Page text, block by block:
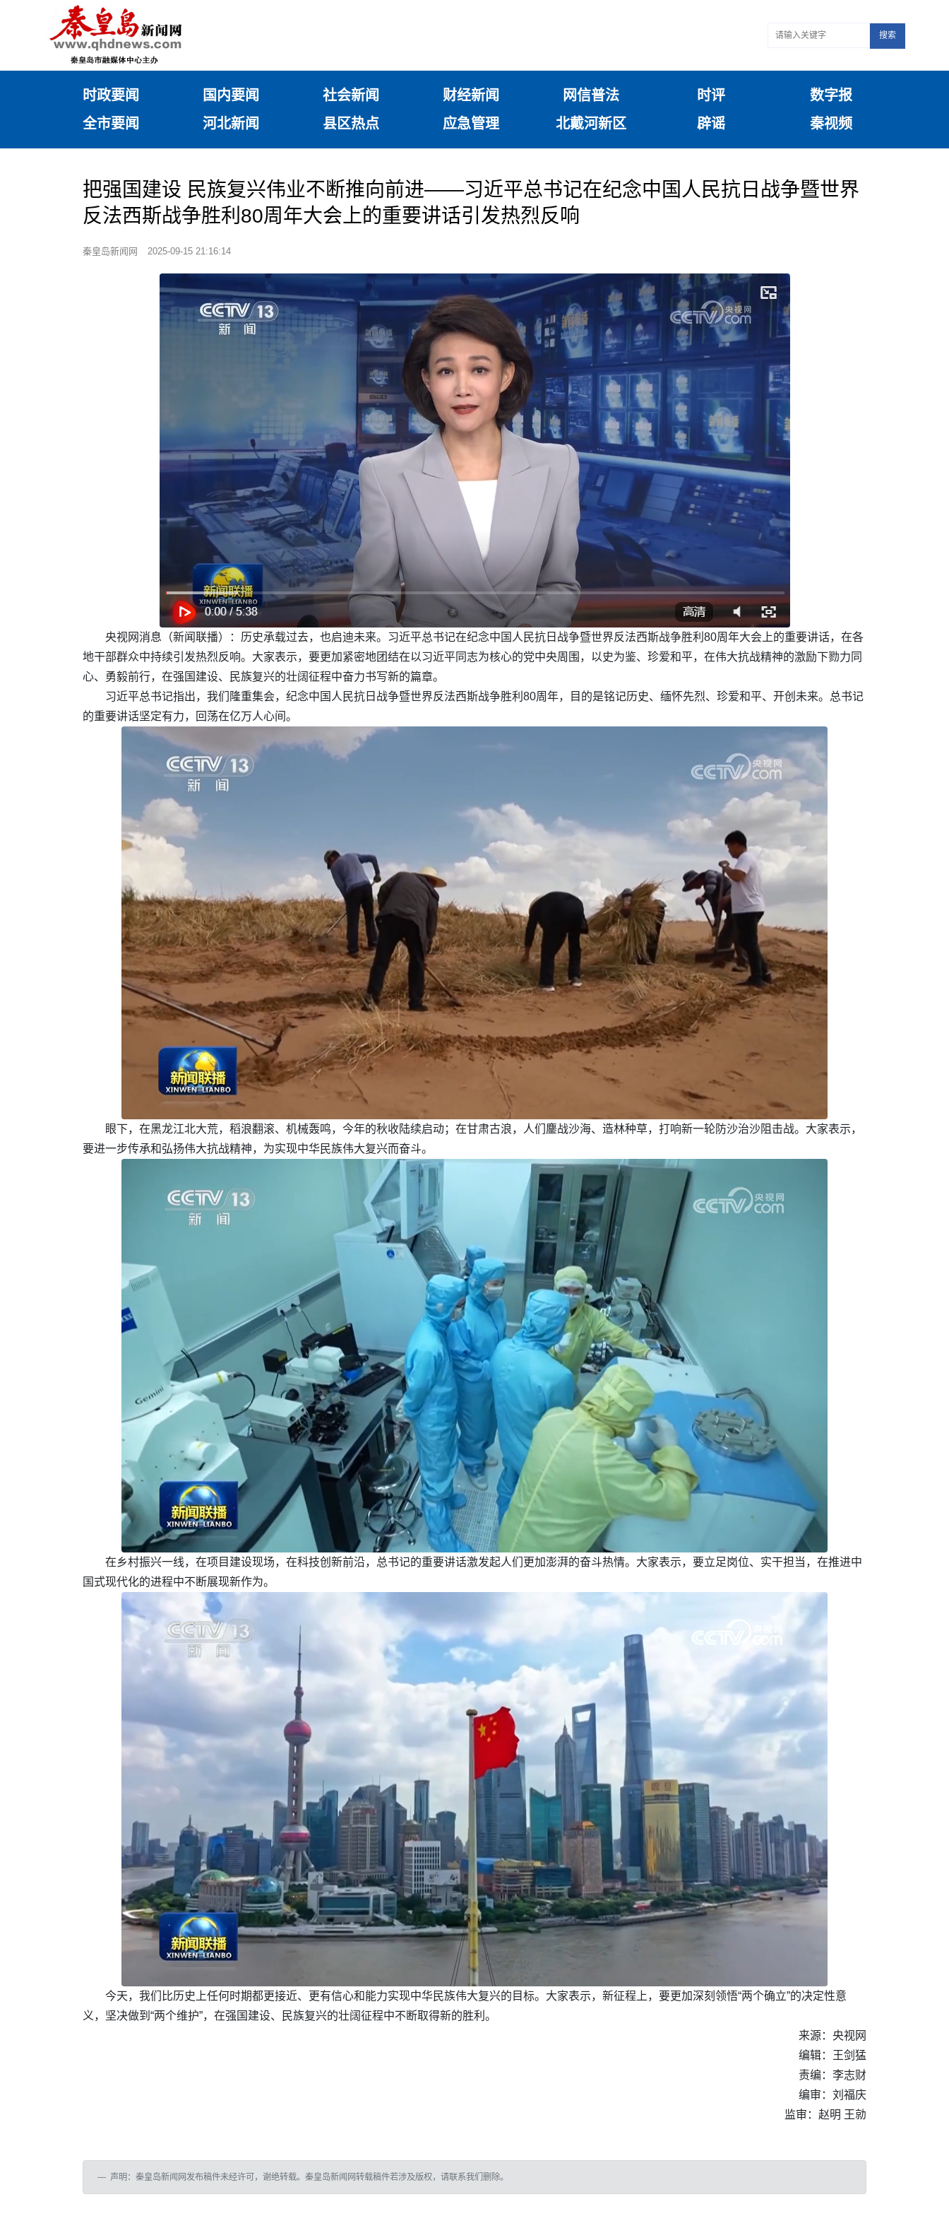
搜索
时政要闻 国内要闻 社会新闻 财经新闻 网信普法 时评
数字报
全市要闻
河北新闻 县区热点 应急管理 北戴河新区 辟谣 秦视频
把强国建设 民族复兴伟业不断推向前进——习近平总书记在纪念中国人民抗日战争暨世界
反法西斯战争胜利80周年大会上的重要讲话引发热烈反响
秦皇岛新闻网 2025-09-15 21:16:14
央视网消息（新闻联播）：历史承载过去，也启迪未来。习近平总书记在纪念中国人民抗日战争暨世界反法西斯战争胜利80周年大会上的重要讲话，在各
地干部群众中持续引发热烈反响。大家表示，要更加紧密地团结在以习近平同志为核心的党中央周围，以史为鉴、珍爱和平，在伟大抗战精神的激励下勠力同
心、勇毅前行，在强国建设、民族复兴的壮阔征程中奋力书写新的篇章。
习近平总书记指出，我们隆重集会，纪念中国人民抗日战争暨世界反法西斯战争胜利80周年，目的是铭记历史、缅怀先烈、珍爱和平、开创未来。总书记
的重要讲话坚定有力，回荡在亿万人心间。
眼下，在黑龙江北大荒，稻浪翻滚、机械轰鸣，今年的秋收陆续启动；在甘肃古浪，人们鏖战沙海、造林种草，打响新一轮防沙治沙阻击战。大家表示，
要进一步传承和弘扬伟大抗战精神，为实现中华民族伟大复兴而奋斗。
在乡村振兴一线，在项目建设现场，在科技创新前沿，总书记的重要讲话激发起人们更加澎湃的奋斗热情。大家表示，要立足岗位、实干担当，在推进中
国式现代化的进程中不断展现新作为。
今天，我们比历史上任何时期都更接近、更有信心和能力实现中华民族伟大复兴的目标。大家表示，新征程上，要更加深刻领悟“两个确立”的决定性意
义，坚决做到“两个维护”，在强国建设、民族复兴的壮阔征程中不断取得新的胜利。
来源：央视网
编辑：王剑猛
责编：李志财
编审：刘福庆
监审：赵明 王勍
声明：秦皇岛新闻网发布稿件未经许可，谢绝转载。秦皇岛新闻网转载稿件若涉及版权，请联系我们删除。